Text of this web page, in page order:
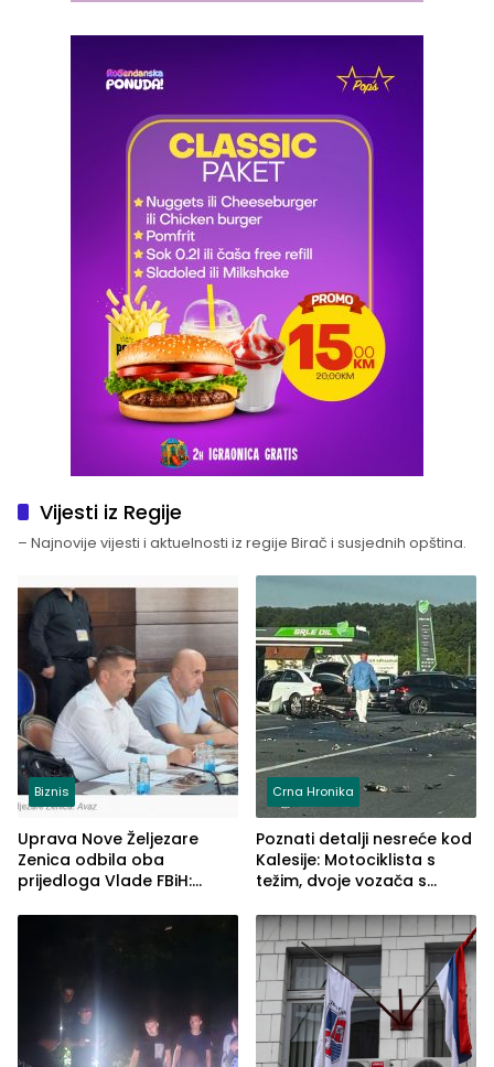
Vijesti iz Regije
– Najnovije vijesti i aktuelnosti iz regije Birač i susjednih opština.
Biznis
Uprava Nove Željezare
Zenica odbila oba
prijedloga Vlade FBiH:
rješenje
Crna Hronika
Poznati detalji nesreće kod
Kalesije: Motociklista s
težim, dvoje vozača s